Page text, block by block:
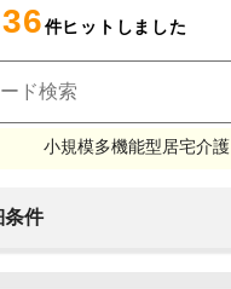
36件ヒットしました
小規模多機能型居宅介護
条件